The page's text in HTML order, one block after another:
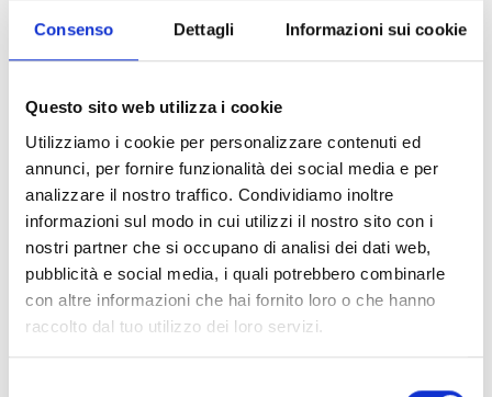
Consenso Dettagli Informazioni sui cookie
Questo sito web utilizza i cookie
Utilizziamo i cookie per personalizzare contenuti ed
annunci, per fornire funzionalità dei social media e per
analizzare il nostro traffico. Condividiamo inoltre
informazioni sul modo in cui utilizzi il nostro sito con i
nostri partner che si occupano di analisi dei dati web,
pubblicità e social media, i quali potrebbero combinarle
con altre informazioni che hai fornito loro o che hanno
raccolto dal tuo utilizzo dei loro servizi.
nBy/K e nBy/X
nBy/S